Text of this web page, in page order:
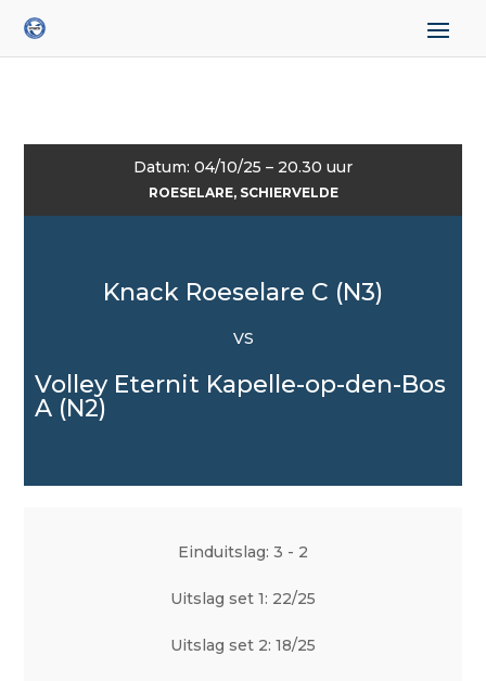
Datum: 04/10/25 – 20.30 uur
ROESELARE, SCHIERVELDE
Knack Roeselare C (N3)
VS
Volley Eternit Kapelle-op-den-Bos
A (N2)
Einduitslag: 3 - 2
Uitslag set 1: 22/25
Uitslag set 2: 18/25